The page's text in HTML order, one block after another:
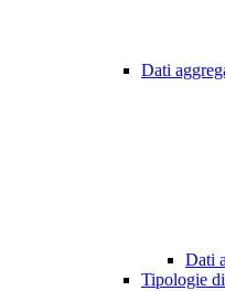
Dati
Dati
Tipologie